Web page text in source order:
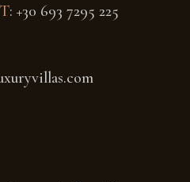
T: +30 693 7295 225